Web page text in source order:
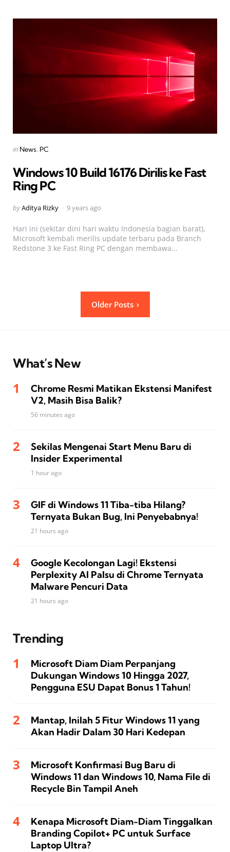
Categories
Posted
in News PC
Windows 10 Build 16176 Dirilis ke Fast
Ring PC
Posted
byAditya Rizky 9 years ago
Hari ini (sekitar dini hari waktu Indonesia bagian barat),
Microsoft kembali merilis update terbaru pada Branch
Redstone 3 ke Fast Ring PC dengan membawa...
Older Posts
What’s New
Chrome Resmi Matikan Ekstensi Manifest
V2, Masih Bisa Balik?
56 minutes ago
Sekilas Mengenai Start Menu Baru di
Insider Experimental
1 hour ago
GIF di Windows 11 Tiba-tiba Hilang?
Ternyata Bukan Bug, Ini Penyebabnya!
21 hours ago
Google Kecolongan Lagi! Ekstensi
Perplexity AI Palsu di Chrome Ternyata
Malware Pencuri Data
21 hours ago
Trending
Microsoft Diam Diam Perpanjang
Dukungan Windows 10 Hingga 2027,
Pengguna ESU Dapat Bonus 1 Tahun!
Mantap, Inilah 5 Fitur Windows 11 yang
Akan Hadir Dalam 30 Hari Kedepan
Microsoft Konfirmasi Bug Baru di
Windows 11 dan Windows 10, Nama File di
Recycle Bin Tampil Aneh
Kenapa Microsoft Diam-Diam Tinggalkan
Branding Copilot+ PC untuk Surface
Laptop Ultra?